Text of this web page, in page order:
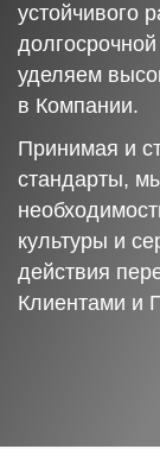
устойчивого
уделяем
в Компании.
Принимая и
стандарты,
культуры и
действия
Клиентами и